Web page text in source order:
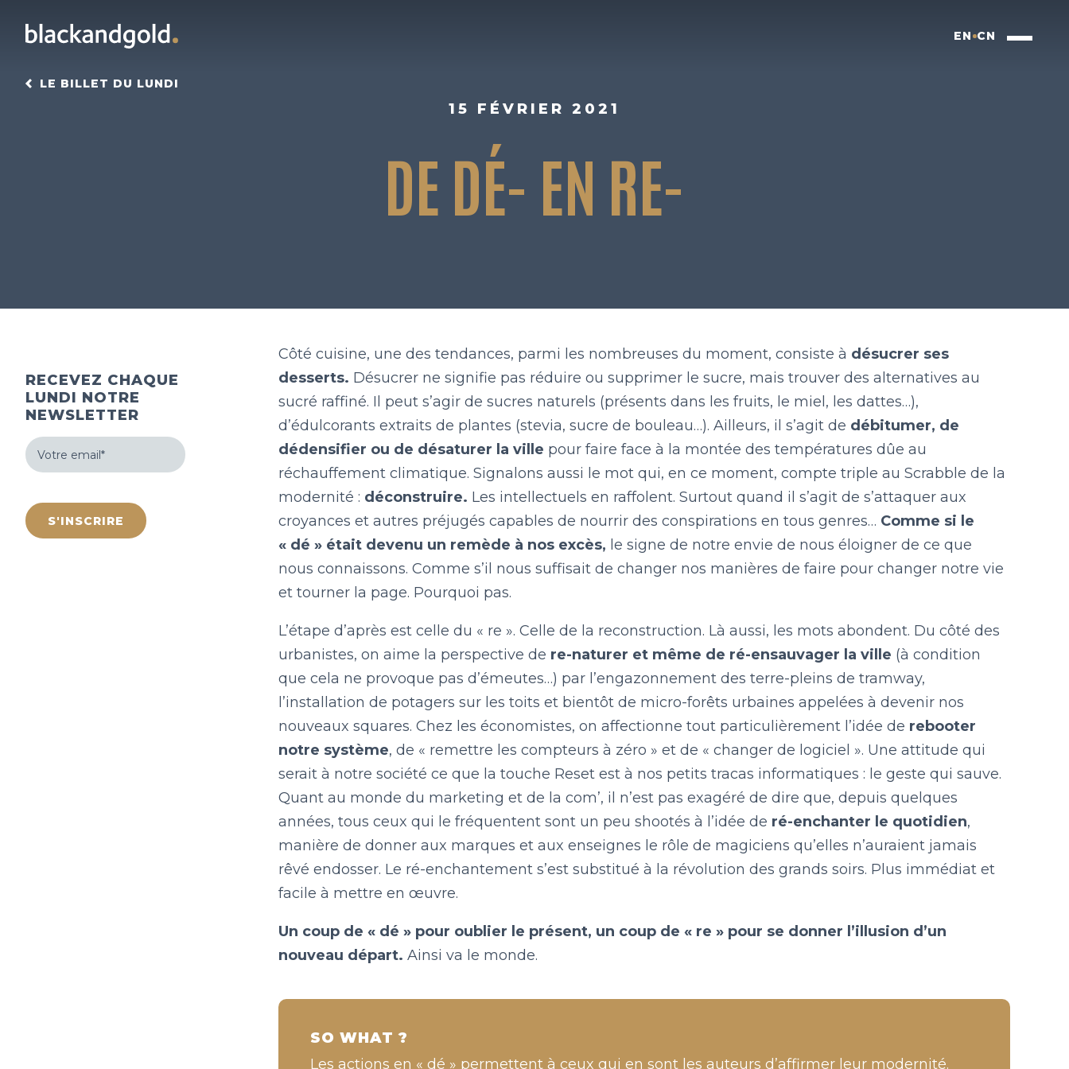
EN CN
INSIGHTFUL BRANDING
FOOD FOR FUTURE
BLACKBOX
LE BILLET DU LUNDI
CONTACT
LE BILLET DU LUNDI
15 FÉVRIER 2021
DE DÉ- EN RE-
RECEVEZ CHAQUE
LUNDI NOTRE
NEWSLETTER
Votre
email
(Nécessaire)
Côté cuisine, une des tendances, parmi les nombreuses du moment, consiste à désucrer ses
desserts. Désucrer ne signifie pas réduire ou supprimer le sucre, mais trouver des alternatives au
sucré raffiné. Il peut s’agir de sucres naturels (présents dans les fruits, le miel, les dattes…),
d’édulcorants extraits de plantes (stevia, sucre de bouleau…). Ailleurs, il s’agit de débitumer, de
dédensifier ou de désaturer la ville pour faire face à la montée des températures dûe au
réchauffement climatique. Signalons aussi le mot qui, en ce moment, compte triple au Scrabble de la
modernité : déconstruire. Les intellectuels en raffolent. Surtout quand il s’agit de s’attaquer aux
croyances et autres préjugés capables de nourrir des conspirations en tous genres… Comme si le
« dé » était devenu un remède à nos excès, le signe de notre envie de nous éloigner de ce que
nous connaissons. Comme s’il nous suffisait de changer nos manières de faire pour changer notre vie
et tourner la page. Pourquoi pas.
L’étape d’après est celle du « re ». Celle de la reconstruction. Là aussi, les mots abondent. Du côté des
urbanistes, on aime la perspective de re-naturer et même de ré-ensauvager la ville (à condition
que cela ne provoque pas d’émeutes…) par l’engazonnement des terre-pleins de tramway,
l’installation de potagers sur les toits et bientôt de micro-forêts urbaines appelées à devenir nos
nouveaux squares. Chez les économistes, on affectionne tout particulièrement l’idée de rebooter
notre système, de « remettre les compteurs à zéro » et de « changer de logiciel ». Une attitude qui
serait à notre société ce que la touche Reset est à nos petits tracas informatiques : le geste qui sauve.
Quant au monde du marketing et de la com’, il n’est pas exagéré de dire que, depuis quelques
années, tous ceux qui le fréquentent sont un peu shootés à l’idée de ré-enchanter le quotidien,
manière de donner aux marques et aux enseignes le rôle de magiciens qu’elles n’auraient jamais
rêvé endosser. Le ré-enchantement s’est substitué à la révolution des grands soirs. Plus immédiat et
facile à mettre en œuvre.
Un coup de « dé » pour oublier le présent, un coup de « re » pour se donner l’illusion d’un
nouveau départ. Ainsi va le monde.
SO WHAT ?
Les actions en « dé » permettent à ceux qui en sont les auteurs d’affirmer leur modernité.